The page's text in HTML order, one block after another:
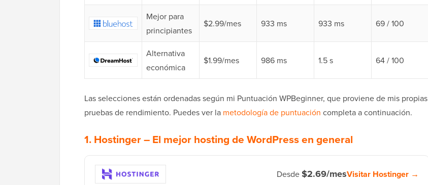
Mejor para
principiantes
$2.99/mes 933 ms 933 ms 69 / 100
Alternativa
económica
$1.99/mes 986 ms 1.5 s 64 / 100
Las selecciones están ordenadas según mi Puntuación WPBeginner, que proviene de mis propias
pruebas de rendimiento. Puedes ver la metodología de puntuación completa a continuación.
1.Hostinger– El mejor hosting de WordPress en general
Desde$2.69/mesVisitar Hostinger →